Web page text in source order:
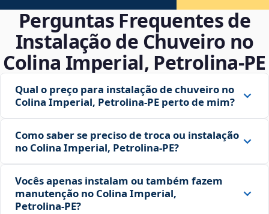
Perguntas Frequentes de
Instalação de Chuveiro no
Colina Imperial, Petrolina‑PE
Qual o preço para instalação de chuveiro no
Colina Imperial, Petrolina‑PE perto de mim?
Como saber se preciso de troca ou instalação
no Colina Imperial, Petrolina‑PE?
Vocês apenas instalam ou também fazem
manutenção no Colina Imperial,
Petrolina‑PE?